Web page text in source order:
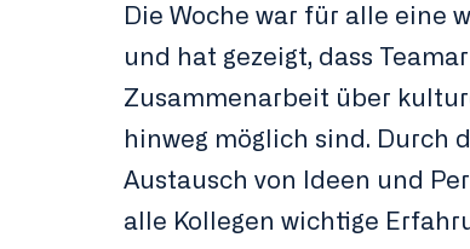
Die Woche war für alle eine
und hat gezeigt, dass
Zusammenarbeit über
hinweg möglich sind. Durch
Austausch von Ideen und
alle Kollegen wichtige